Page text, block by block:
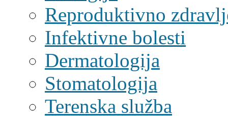
Reproduktivno
Infektivne bolesti
Dermatologija
Stomatologija
Terenska služba